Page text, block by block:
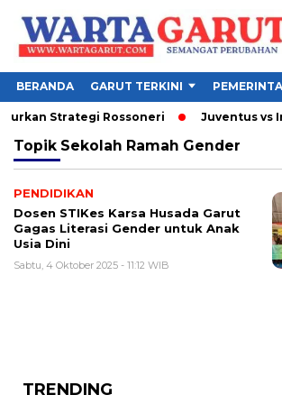
BERANDA GARUT TERKINI
Strategi Rossoneri Juventus vs
Topik Sekolah Ramah Gender
PENDIDIKAN
Dosen STIKes Karsa Husada Garut
Gagas Literasi Gender untuk Anak
Usia Dini
Sabtu, 4 Oktober 2025 - 11:12 WIB
TRENDING